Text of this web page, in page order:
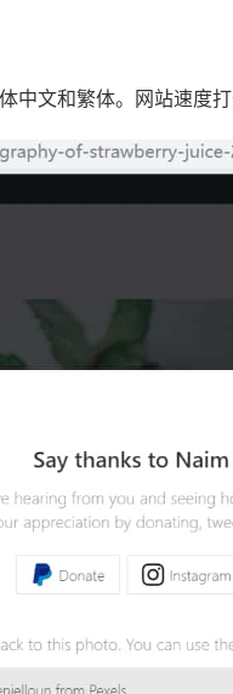
文和繁体。网站速度打